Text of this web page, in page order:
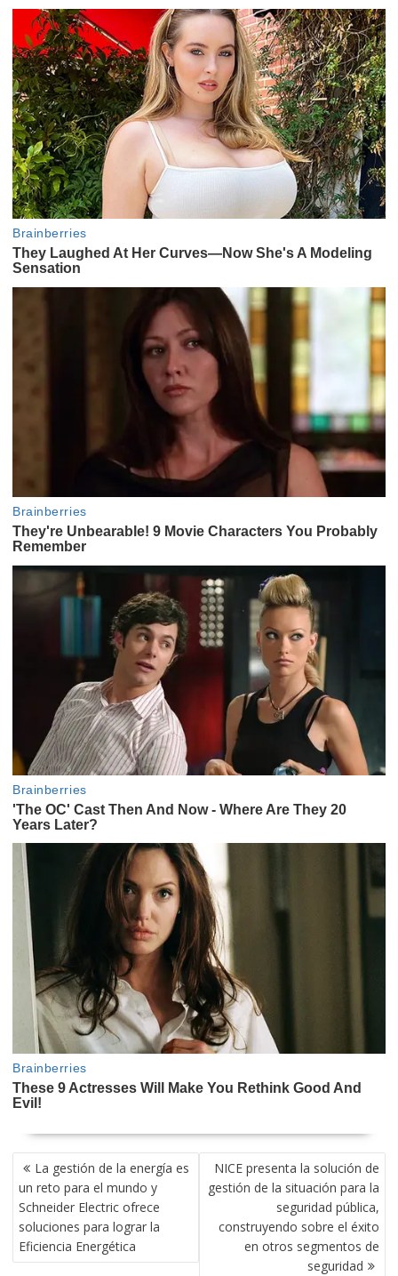
NAVEGACIÓN
DE
ENTRADAS
La gestión de la energía es
un reto para el mundo y
Schneider Electric ofrece
soluciones para lograr la
Eficiencia Energética
NICE presenta la solución de
gestión de la situación para la
seguridad pública,
construyendo sobre el éxito
en otros segmentos de
seguridad